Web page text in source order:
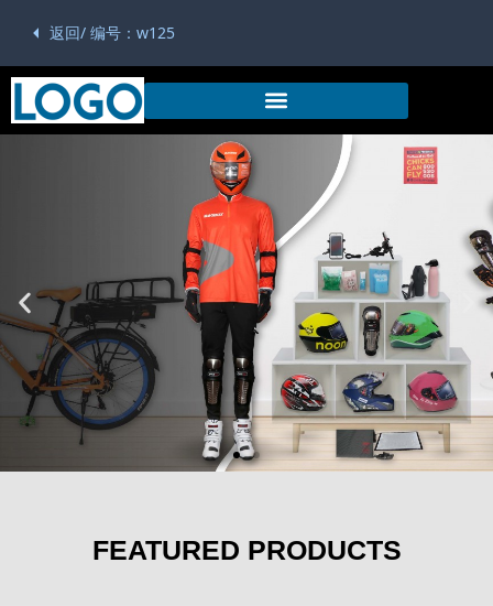
返回/ 编号：w125